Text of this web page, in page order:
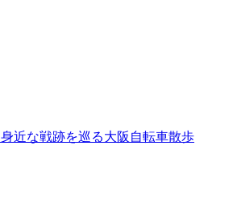
身近な戦跡を巡る大阪自転車散歩